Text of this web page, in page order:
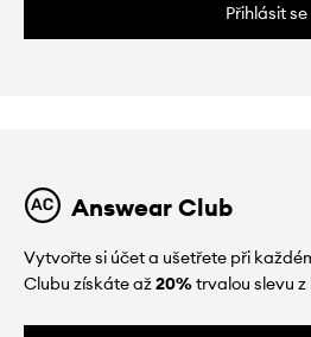
Přihlásit se
Answear Club
Vytvořte si účet a ušetřete při
Clubu získáte až20%trvalou slevu